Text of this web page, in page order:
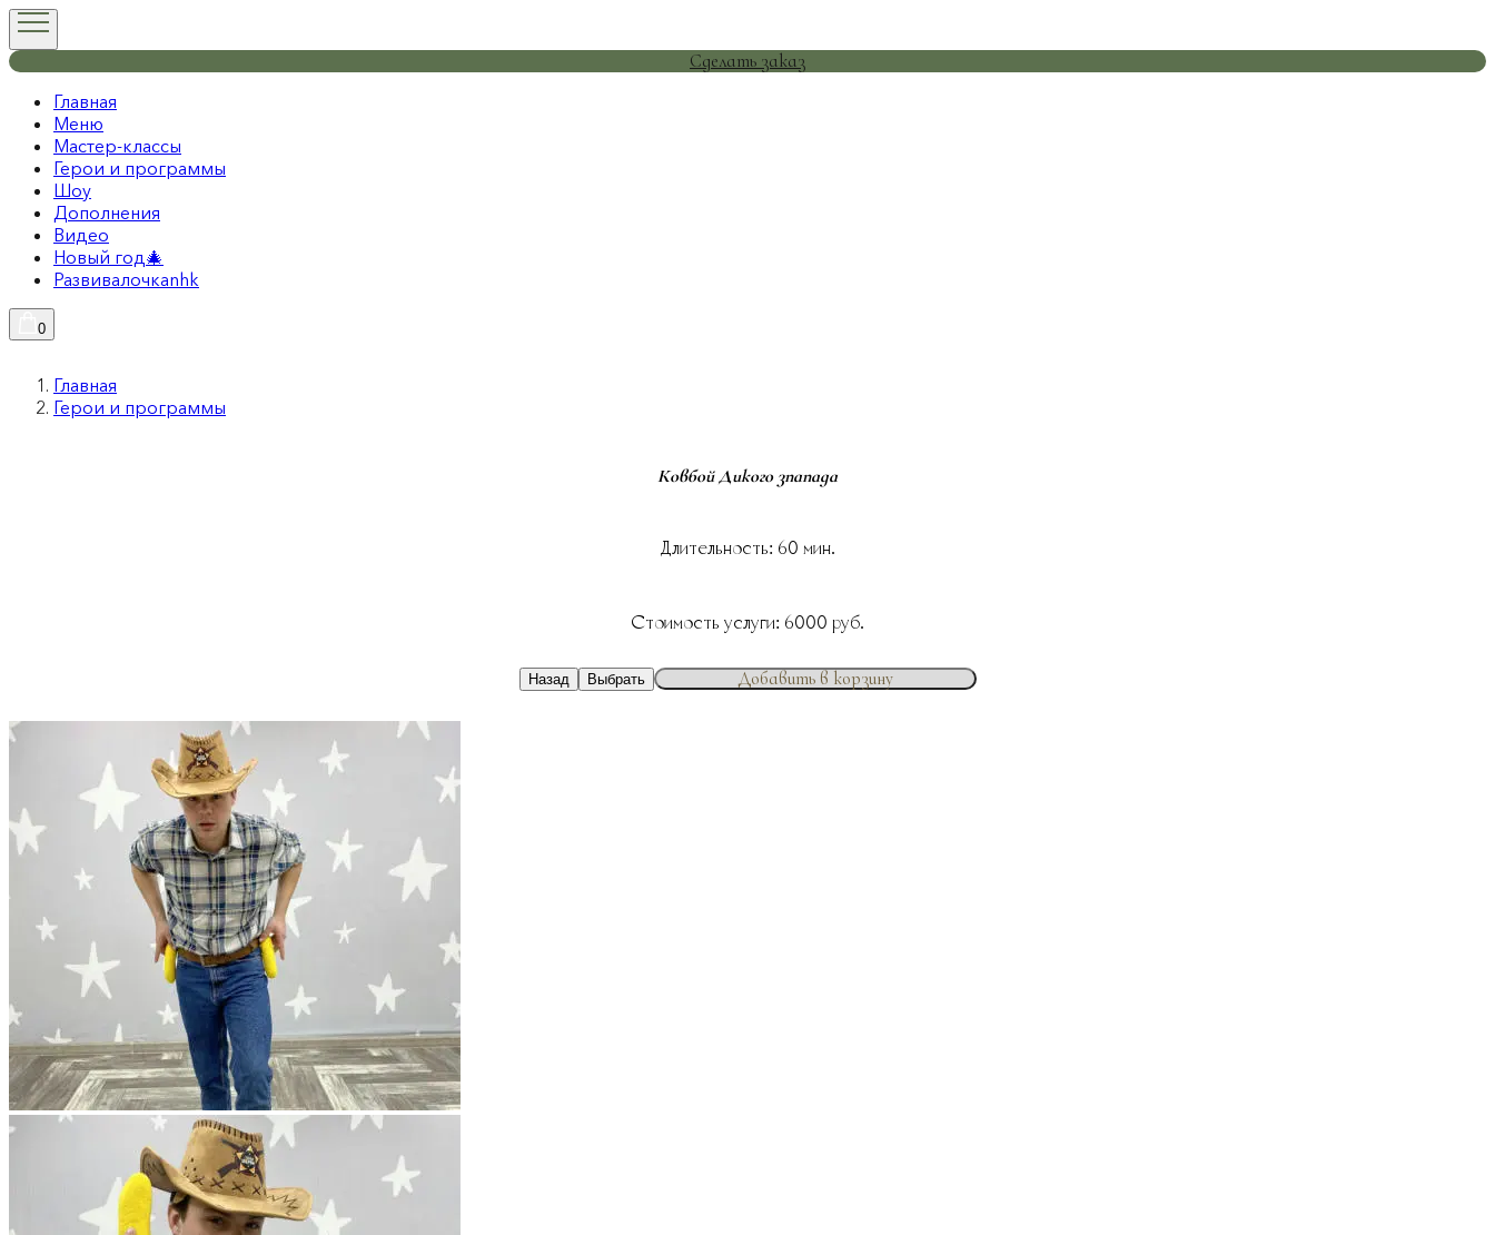
Сделать заказ
Главная
Меню
Мастер-классы
Герои и программы
Шоу
Дополнения
Видео
Новый год🎄
Развивалочкаnhk
0
Главная
Герои и программы
Ковбой Дикого зпапада
Длительность: 60 мин.
Стоимость услуги: 6000 руб.
Назад Выбрать Добавить в корзину